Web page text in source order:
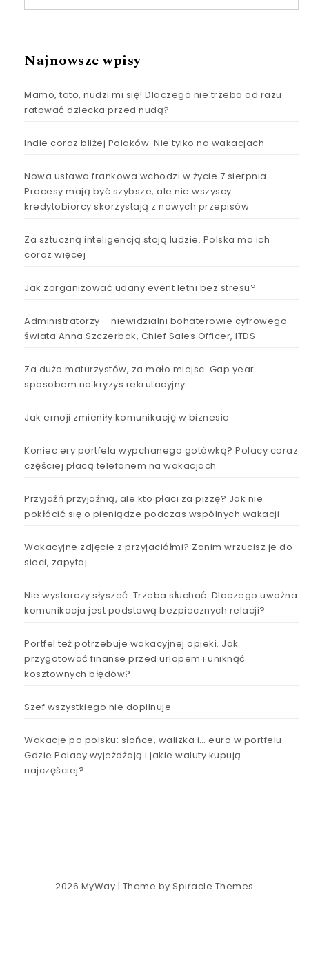
Najnowsze wpisy
Mamo, tato, nudzi mi się! Dlaczego nie trzeba od razu
ratować dziecka przed nudą?
Indie coraz bliżej Polaków. Nie tylko na wakacjach
Nowa ustawa frankowa wchodzi w życie 7 sierpnia.
Procesy mają być szybsze, ale nie wszyscy
kredytobiorcy skorzystają z nowych przepisów
Za sztuczną inteligencją stoją ludzie. Polska ma ich
coraz więcej
Jak zorganizować udany event letni bez stresu?
Administratorzy – niewidzialni bohaterowie cyfrowego
świata Anna Szczerbak, Chief Sales Officer, ITDS
Za dużo maturzystów, za mało miejsc. Gap year
sposobem na kryzys rekrutacyjny
Jak emoji zmieniły komunikację w biznesie
Koniec ery portfela wypchanego gotówką? Polacy coraz
częściej płacą telefonem na wakacjach
Przyjaźń przyjaźnią, ale kto płaci za pizzę? Jak nie
pokłócić się o pieniądze podczas wspólnych wakacji
Wakacyjne zdjęcie z przyjaciółmi? Zanim wrzucisz je do
sieci, zapytaj.
Nie wystarczy słyszeć. Trzeba słuchać. Dlaczego uważna
komunikacja jest podstawą bezpiecznych relacji?
Portfel też potrzebuje wakacyjnej opieki. Jak
przygotować finanse przed urlopem i uniknąć
kosztownych błędów?
Szef wszystkiego nie dopilnuje
Wakacje po polsku: słońce, walizka i… euro w portfelu.
Gdzie Polacy wyjeżdżają i jakie waluty kupują
najczęściej?
2026 MyWay | Theme bySpiracle Themes